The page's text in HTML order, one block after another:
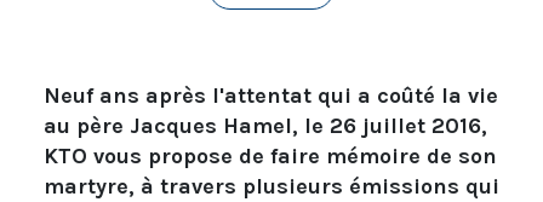
Neuf ans après l'attentat qui a coûté la vie
au père Jacques Hamel, le 26 juillet 2016,
KTO vous propose de faire mémoire de son
martyre, à travers plusieurs émissions qui